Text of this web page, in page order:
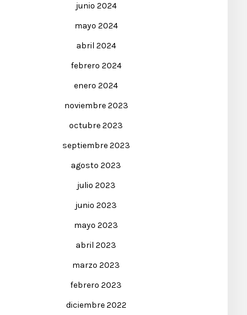
junio 2024
mayo 2024
abril 2024
febrero 2024
enero 2024
noviembre 2023
octubre 2023
septiembre 2023
agosto 2023
julio 2023
junio 2023
mayo 2023
abril 2023
marzo 2023
febrero 2023
diciembre 2022